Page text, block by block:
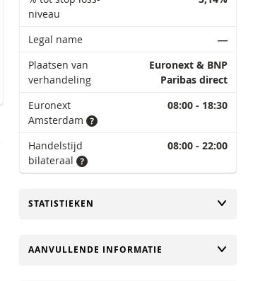
1 Jaar
BEREKENDE WAARDEN
niveau
Legal name
―
Plaatsen van
verhandeling
Euronext & BNP
Paribas direct
Euronext
Amsterdam
08:00 - 18:30
Handelstijd
bilateraal
08:00 - 22:00
TOGGLE
STATISTIEKEN
TOGGLE
AANVULLENDE INFORMATIE